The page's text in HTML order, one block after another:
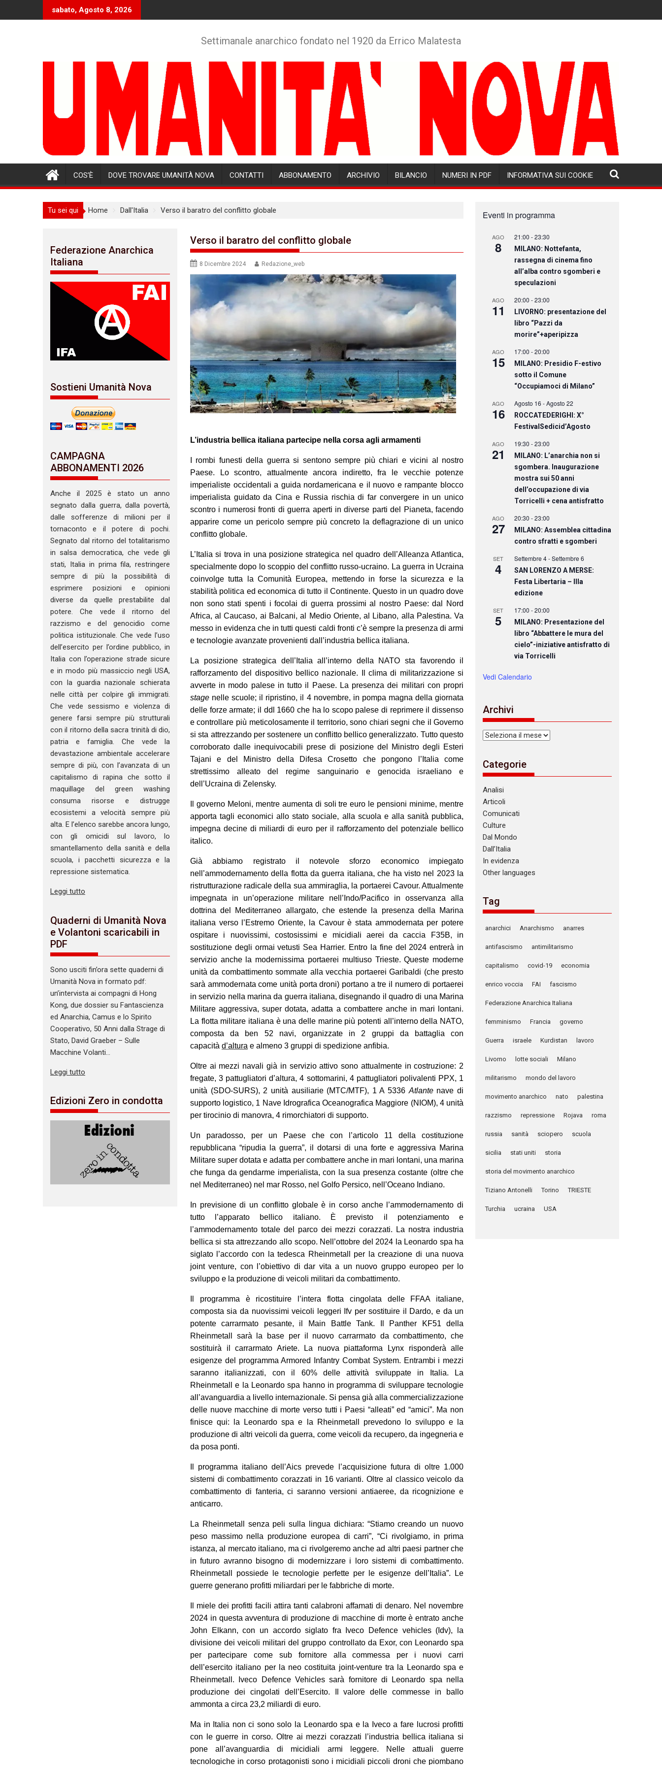
sabato, Agosto 8, 2026
Settimanale anarchico fondato nel 1920 da Errico Malatesta
COS’È DOVE TROVARE UMANITÀ NOVA CONTATTI ABBONAMENTO ARCHIVIO BILANCIO NUMERI IN PDF INFORMATIVA SUI COOKIE
Tu sei qui Home Dall'Italia Verso il baratro del conflitto globale
Verso il baratro del conflitto globale
8 Dicembre 2024 Redazione_web
L’industria bellica italiana partecipe nella corsa agli armamenti
I rombi funesti della guerra si sentono sempre più chiari e vicini al nostro
Paese. Lo scontro, attualmente ancora indiretto, fra le vecchie potenze
imperialiste occidentali a guida nordamericana e il nuovo e rampante blocco
imperialista guidato da Cina e Russia rischia di far convergere in un unico
scontro i numerosi fronti di guerra aperti in diverse parti del Pianeta, facendo
apparire come un pericolo sempre più concreto la deflagrazione di un unico
conflitto globale.
L’Italia si trova in una posizione strategica nel quadro dell’Alleanza Atlantica,
specialmente dopo lo scoppio del conflitto russo-ucraino. La guerra in Ucraina
coinvolge tutta la Comunità Europea, mettendo in forse la sicurezza e la
stabilità politica ed economica di tutto il Continente. Questo in un quadro dove
non sono stati spenti i focolai di guerra prossimi al nostro Paese: dal Nord
Africa, al Caucaso, ai Balcani, al Medio Oriente, al Libano, alla Palestina. Va
messo in evidenza che in tutti questi caldi fronti c’è sempre la presenza di armi
e tecnologie avanzate provenienti dall’industria bellica italiana.
La posizione strategica dell’Italia all’interno della NATO sta favorendo il
rafforzamento del dispositivo bellico nazionale. Il clima di militarizzazione si
avverte in modo palese in tutto il Paese. La presenza dei militari con propri
stagenelle scuole; il ripristino, il 4 novembre, in pompa magna della giornata
delle forze armate; il ddl 1660 che ha lo scopo palese di reprimere il dissenso
e controllare più meticolosamente il territorio, sono chiari segni che il Governo
si sta attrezzando per sostenere un conflitto bellico generalizzato. Tutto questo
corroborato dalle inequivocabili prese di posizione del Ministro degli Esteri
Tajani e del Ministro della Difesa Crosetto che pongono l’Italia come
strettissimo alleato del regime sanguinario e genocida israeliano e
dell’Ucraina di Zelensky.
Il governo Meloni, mentre aumenta di soli tre euro le pensioni minime, mentre
apporta tagli economici allo stato sociale, alla scuola e alla sanità pubblica,
impegna decine di miliardi di euro per il rafforzamento del potenziale bellico
italico.
Già abbiamo registrato il notevole sforzo economico impiegato
nell’ammodernamento della flotta da guerra italiana, che ha vistonel 2023 la
ristrutturazione radicale della sua ammiraglia, la portaerei Cavour. Attualmente
impegnata in un’operazione militare nell’Indo/Pacifico in osservanza alla
dottrina del Mediterraneo allargato, che estende la presenza della Marina
italiana verso l’Estremo Oriente, la Cavour è stata ammodernata per potere
ospitare i nuovissimi, costosissimi e micidiali aerei da caccia F35B, in
sostituzione degli ormai vetusti Sea Harrier. Entro la fine del 2024 entrerà in
servizio anche la modernissima portaerei multiuso Trieste. Queste moderne
unità da combattimento sommate alla vecchia portaerei Garibaldi (che presto
sarà ammodernatacome unità porta droni) portano a tre il numero di portaerei
in servizio nella marina da guerra italiana, disegnando il quadro di una Marina
Militare aggressiva, super dotata, adatta a combattere anche in mari lontani.
La flotta militare italiana è una delle marine più potenti all’interno della NATO,
composta da ben 52 navi, organizzate in 2 gruppi da battaglia con
capacità d’altura e almeno 3 gruppi di spedizione anfibia.
Oltre ai mezzi navali già in servizio attivo sono attualmente in costruzione: 2
fregate, 3 pattugliatori d’altura, 4 sottomarini, 4 pattugliatori polivalenti PPX, 1
unità (SDO-SURS), 2 unità ausiliarie (MTC/MTF), 1 A 5336 Atlante nave di
supporto logistico, 1 Nave Idrografica Oceanografica Maggiore (NIOM), 4 unità
per tirocinio di manovra, 4 rimorchiatori di supporto.
Un paradosso, per un Paese che con l’articolo 11 della costituzione
repubblicana “ripudia la guerra”, il dotarsi di una forte e aggressiva Marina
Militare super dotata e adatta per combattere anche in mari lontani, una marina
che funga da gendarme imperialista, con la sua presenza costante (oltre che
nel Mediterraneo) nel mar Rosso, nel Golfo Persico, nell’Oceano Indiano.
In previsione di un conflitto globale è in corso anche l’ammodernamento di
tutto l’apparato bellico italiano. È previsto il potenziamento e
l’ammodernamento totale del parco dei mezzi corazzati. La nostra industria
bellica si sta attrezzando allo scopo. Nell’ottobre del 2024 la Leonardo spa ha
siglato l’accordo con la tedesca Rheinmetall per la creazione di una nuova
joint venture, con l’obiettivo di dar vita a un nuovo gruppo europeo per lo
sviluppo e la produzione di veicoli militari da combattimento.
Il programma è ricostituire l’intera flotta cingolata delle FFAA italiane,
composta sia da nuovissimi veicoli leggeri Ifv per sostituire il Dardo, e da un
potente carrarmato pesante, il Main Battle Tank. Il Panther KF51 della
Rheinmetall sarà la base per il nuovo carrarmato da combattimento, che
sostituirà il carrarmato Ariete. La nuova piattaforma Lynx risponderà alle
esigenze del programma Armored Infantry Combat System. Entrambi i mezzi
saranno italianizzati, con il 60% delle attività sviluppate in Italia. La
Rheinmetall e la Leonardo spa hanno in programma di sviluppare tecnologie
all’avanguardia a livello internazionale. Si pensa già alla commercializzazione
delle nuove macchine di morte verso tutti i Paesi “alleati” ed “amici”. Ma non
finisce qui: la Leonardo spa e la Rheinmetall prevedono lo sviluppo e la
produzione di altri veicoli da guerra, come veicoli da recupero, da ingegneria e
da posa ponti.
Il programma italiano dell’Aics prevede l’acquisizione futura di oltre 1.000
sistemi di combattimento corazzati in 16 varianti. Oltre al classico veicolo da
combattimento di fanteria, ci saranno versioni antiaeree, da ricognizione e
anticarro.
La Rheinmetall senza peli sulla lingua dichiara: “Stiamo creando un nuovo
peso massimo nella produzione europea di carri”, “Ci rivolgiamo, in prima
istanza, al mercato italiano, ma ci rivolgeremo anche ad altri paesi partner che
in futuro avranno bisogno di modernizzare i loro sistemi di combattimento.
Rheinmetall possiede le tecnologie perfette per le esigenze dell’Italia”. Le
guerre generano profitti miliardari per le fabbriche di morte.
Il miele dei profitti facili attira tanti calabroni affamati di denaro. Nel novembre
2024 in questa avventura di produzione di macchine di morte è entrato anche
John Elkann, con un accordo siglato fra Iveco Defence vehicles (Idv), la
divisione dei veicoli militari del gruppo controllato da Exor, con Leonardo spa
per partecipare come sub fornitore alla commessa per i nuovi carri
dell’esercito italiano per la neo costituita joint-venture tra la Leonardo spa e
Rheinmetall.
Iveco Defence Vehicles sarà fornitore di Leonardo spa nella
produzione dei cingolati dell’Esercito. Il valore delle commesse in ballo
ammonta a circa 23,2 miliardi di euro.
Ma in Italia non ci sono solo la Leonardo spa e la Iveco a fare lucrosi profitti
con le guerre in corso. Oltre ai mezzi corazzati l’industria bellica italiana si
pone all’avanguardia di micidiali armi leggere. Nelle attuali guerre
tecnologiche in corso protagonisti sono i micidiali piccoli droni che piombano
Federazione Anarchica
Italiana
Sostieni Umanità Nova
CAMPAGNA
ABBONAMENTI 2026
Anche il 2025 è stato un anno
segnato dalla guerra, dalla povertà,
dalle sofferenze di milioni per il
tornaconto e il potere di pochi.
Segnato dal ritorno del totalitarismo
in salsa democratica, che vede gli
stati, Italia in prima fila, restringere
sempre di più la possibilità di
esprimere posizioni e opinioni
diverse da quelle prestabilite dal
potere. Che vede il ritorno del
razzismo e del genocidio come
politica istituzionale. Che vede l’uso
dell’esercito per l’ordine pubblico, in
Italia con l’operazione strade sicure
e in modo più massiccio negli USA,
con la guardia nazionale schierata
nelle città per colpire gli immigrati.
Che vede sessismo e violenza di
genere farsi sempre più strutturali
con il ritorno della sacra trinità di dio,
patria e famiglia. Che vede la
devastazione ambientale accelerare
sempre di più, con l’avanzata di un
capitalismo di rapina che sotto il
maquillage del green washing
consuma risorse e distrugge
ecosistemi a velocità sempre più
alta. E l’elenco sarebbe ancora lungo,
con gli omicidi sul lavoro, lo
smantellamento della sanità e della
scuola, i pacchetti sicurezza e la
repressione sistematica.
Leggi tutto
Quaderni di Umanità Nova
e Volantoni scaricabili in
PDF
Sono usciti fin’ora sette quaderni di
Umanità Nova in formato pdf:
un’intervista ai compagni di Hong
Kong, due dossier su Fantascienza
ed Anarchia, Camus e lo Spirito
Cooperativo, 50 Anni dalla Strage di
Stato, David Graeber – Sulle
Macchine Volanti…
Leggi tutto
Edizioni Zero in condotta
Eventi in programma
AGO
8
21:00 -23:30
MILANO: Nottefanta,
rassegna di cinema fino
all’alba contro sgomberi e
speculazioni
AGO
11
20:00 -23:00
LIVORNO: presentazione del
libro “Pazzi da
morire”+aperipizza
AGO
15
17:00 -20:00
MILANO: Presidio F-estivo
sotto il Comune
“Occupiamoci di Milano”
AGO
16
Agosto 16 -Agosto 22
ROCCATEDERIGHI: X°
FestivalSedicid’Agosto
AGO
21
19:30 -23:00
MILANO: L’anarchia non si
sgombera. Inaugurazione
mostra sui 50 anni
dell’occupazione di via
Torricelli + cena antisfratto
AGO
27
20:30 -23:00
MILANO: Assemblea cittadina
contro sfratti e sgomberi
SET
4
Settembre 4-Settembre 6
SAN LORENZO A MERSE:
Festa Libertaria – IIIa
edizione
SET
5
17:00 -20:00
MILANO: Presentazione del
libro “Abbattere le mura del
cielo”-iniziative antisfratto di
via Torricelli
Vedi Calendario
Archivi
Archivi
Categorie
Analisi
Articoli
Comunicati
Culture
Dal Mondo
Dall’Italia
In evidenza
Other languages
Tag
anarchici Anarchismo anarres
antifascismo antimilitarismo
capitalismo covid-19 economia
enrico voccia FAI fascismo
Federazione Anarchica Italiana
femminismo Francia governo
Guerra israele Kurdistan lavoro
Livorno lotte sociali Milano
militarismo mondo del lavoro
movimento anarchico nato palestina
razzismo repressione Rojava roma
russia sanità sciopero scuola
sicilia stati uniti storia
storia del movimento anarchico
Tiziano Antonelli Torino TRIESTE
Turchia ucraina USA